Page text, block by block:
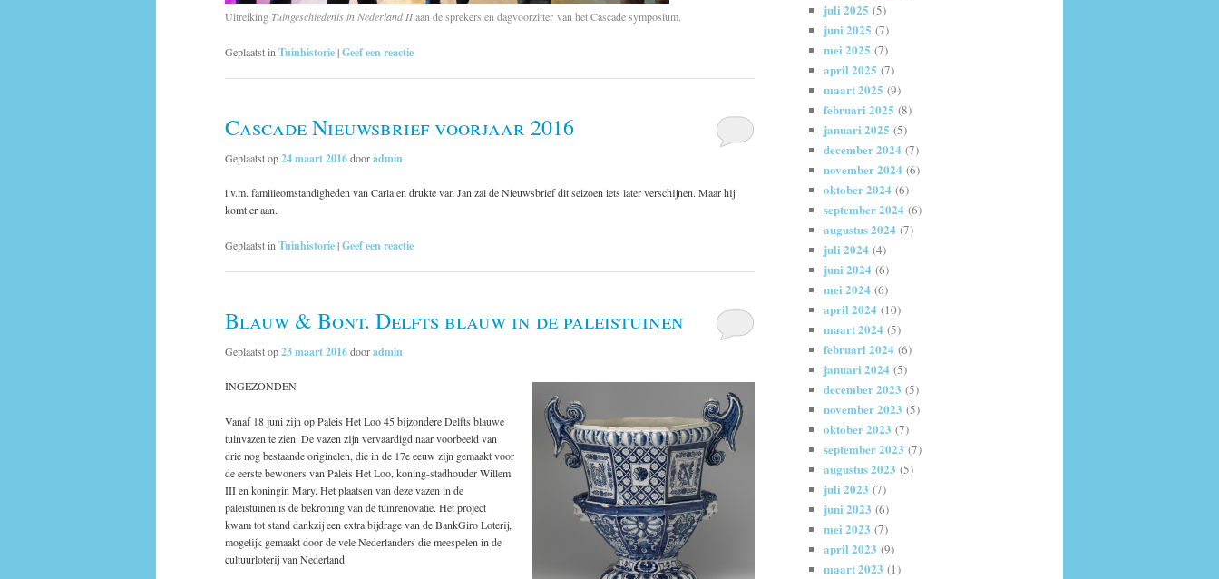
Uitreiking Tuingeschiedenis in Nederland IIaan de sprekers en dagvoorzitter van het Cascade symposium.
Geplaatst in Tuinhistorie|Geef een reactie
Cascade Nieuwsbrief voorjaar 2016
Geplaatst op24 maart 2016dooradmin
i.v.m. familieomstandigheden van Carla en drukte van Jan zal de Nieuwsbrief dit seizoen iets later verschijnen. Maar hij
komt er aan.
Geplaatst in Tuinhistorie|Geef een reactie
Blauw & Bont. Delfts blauw in de paleistuinen
Geplaatst op23 maart 2016dooradmin
INGEZONDEN
Vanaf 18 juni zijn op Paleis Het Loo 45 bijzondere Delfts blauwe
tuinvazen te zien. De vazen zijn vervaardigd naar voorbeeld van
drie nog bestaande originelen, die in de 17e eeuw zijn gemaakt voor
de eerste bewoners van Paleis Het Loo, koning-stadhouder Willem
III en koningin Mary. Het plaatsen van deze vazen in de
paleistuinen is de bekroning van de tuinrenovatie. Het project
kwam tot stand dankzij een extra bijdrage van de BankGiro Loterij,
mogelijk gemaakt door de vele Nederlanders die meespelen in de
cultuurloterij van Nederland.
juli 2025 (5)
juni 2025 (7)
mei 2025 (7)
april 2025 (7)
maart 2025 (9)
februari 2025 (8)
januari 2025 (5)
december 2024 (7)
november 2024 (6)
oktober 2024 (6)
september 2024 (6)
augustus 2024 (7)
juli 2024 (4)
juni 2024 (6)
mei 2024 (6)
april 2024 (10)
maart 2024 (5)
februari 2024 (6)
januari 2024 (5)
december 2023 (5)
november 2023 (5)
oktober 2023 (7)
september 2023 (7)
augustus 2023 (5)
juli 2023 (7)
juni 2023 (6)
mei 2023 (7)
april 2023 (9)
maart 2023 (1)